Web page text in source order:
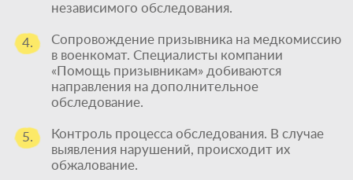
независимого обследования.
4.
Сопровождение призывника на медкомиссию
в военкомат. Специалисты компании
«Помощь призывникам» добиваются
направления на дополнительное
обследование.
5.
Контроль процесса обследования. В случае
выявления нарушений, происходит их
обжалование.